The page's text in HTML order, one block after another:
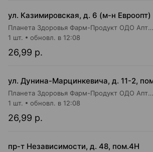
ул. Казимировская, д. 6 (м-н Евроопт)
Планета Здоровья Фарм-Продукт ОДО Аптека №7
26,99 р.
1 шт. обновл. в 12:08
Планета Здоровья Фарм-Продукт ОДО Аптека №24
26,99 р.
1 шт. обновл. в 12:08
пр-т Независимости, д. 48, пом.4Н